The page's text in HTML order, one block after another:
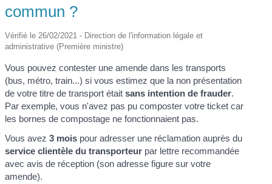
commun ?
Vérifié le 26/02/2021 - Direction de l'information légale et
administrative (Première ministre)
Vous pouvez contester une amende dans les transports
(bus, métro, train...) si vous estimez que la non présentation
de votre titre de transport étaitsans intention de frauder.
Par exemple, vous n'avez pas pu composter votre ticket car
les bornes de compostage ne fonctionnaient pas.
Vous avez3 mois pour adresser une réclamation auprès du
service clientèle du transporteur par lettre recommandée
avec avis de réception (son adresse figure sur votre
amende).